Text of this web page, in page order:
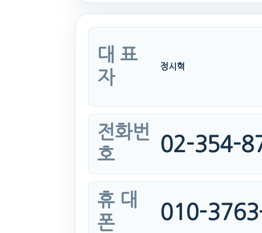
대 표
자
정시혁
전화번
호
02-354-
휴 대
폰
010-